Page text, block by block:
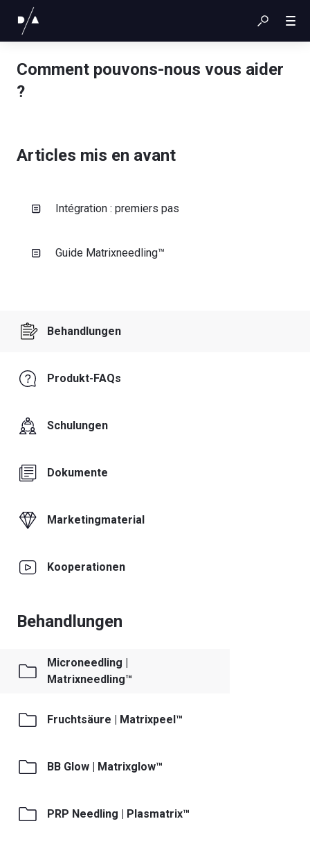
Comment pouvons-nous vous aider
?
Articles mis en avant
Intégration : premiers pas
Guide Matrixneedling™
Behandlungen
Produkt-FAQs
Schulungen
Dokumente
Marketingmaterial
Kooperationen
Behandlungen
Microneedling |
Matrixneedling™
Fruchtsäure | Matrixpeel™
BB Glow | Matrixglow™
PRP Needling | Plasmatrix™